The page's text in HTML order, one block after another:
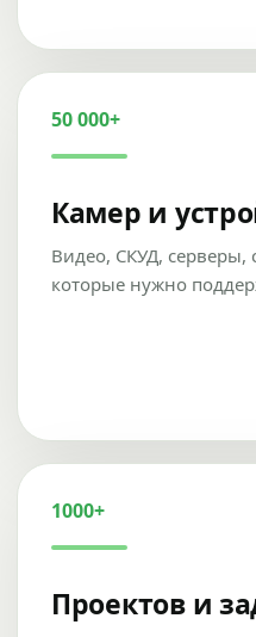
50 000+
Камер и
Видео, СКУД, серверы,
которые нужно
1000+
Проектов и